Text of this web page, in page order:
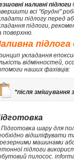
наливні підлоги
всі "брудні"
підлогу перед
підлоги,
поверхню.
підлога
укладання
відмінностей,
наших фахівців:
*після
Підготовка шару для
відшліфувати
машинами
підлоги
пилосос.